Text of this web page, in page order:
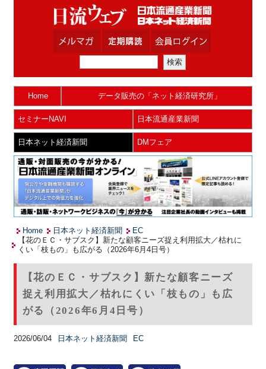
Home データ販売の「ネット経済研究所」
セミナーNAVI 日本流通産業新聞
日本ネット経済新聞 DMフェア
Home 日本ネット経済新聞
EC
【花のＥＣ・サブスク】新たな顧客ニーズ捉え利用拡大／枯れに
くい「枝もの」も広がる（2026年6月4日号）
【花のＥＣ・サブスク】新たな顧客ニーズ
捉え利用拡大／枯れにくい「枝もの」も広
がる（2026年6月4日号）
2026/06/04 日本ネット経済新聞 EC